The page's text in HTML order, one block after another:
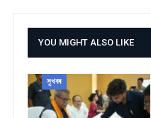
YOU MIGHT ALSO LIKE
সুখবৰ